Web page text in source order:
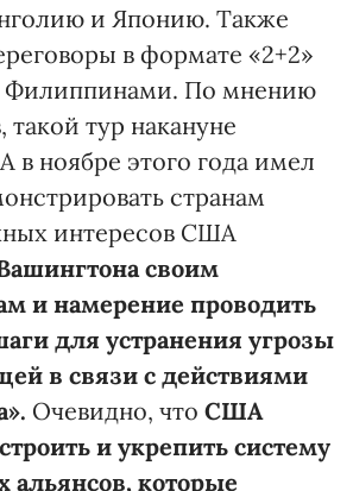
и Японию. Также
в формате «2+2»
По мнению
такой тур накануне
в ноябре этого года имел
странам
интересов США
своим
и намерение проводить
для устранения угрозы
в связи с действиями
Очевидно, что США
и укрепить систему
альянсов, которые